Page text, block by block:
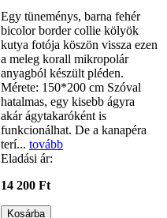
Egy tüneménys, barna fehér
bicolor border collie kölyök
kutya fotója köszön vissza ezen
a meleg korall mikropolár
anyagból készült pléden.
Mérete: 150*200 cm Szóval
hatalmas, egy kisebb ágyra
akár ágytakaróként is
funkcionálhat. De a kanapéra
terí... tovább
Eladási ár:
14 200 Ft